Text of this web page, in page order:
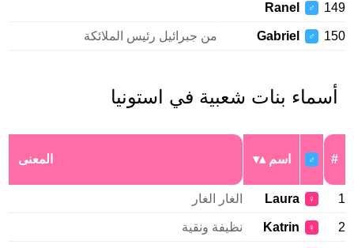
149
♂
Ranel
150
♂
Gabriel من جبرائيل رئيس الملائكة
أسماء بنات شعبية في استونيا
#
♂ اسم المعنى
1
♀
Laura الغار الغار
2
♀
Katrin نظيفة ونقية